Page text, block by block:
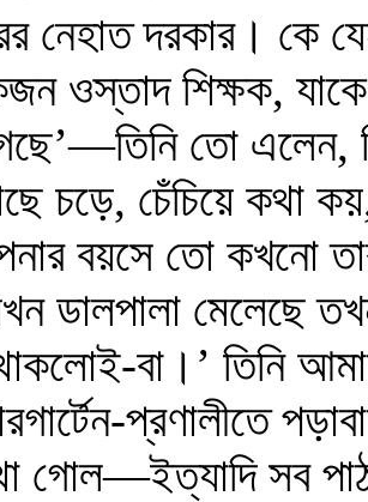
নেহাত দরকার।
ওস্তাদ শিক্ষক,
তো এলেন,
চড়ে, চেঁচিয়ে
বয়সে তো কখনো
ডালপালা মেলেছে
বা।’ তিনি
প্রণালীতে
গোল—ইত্যাদি সব